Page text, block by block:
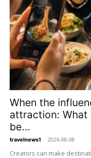
When the
attraction: What
be...
travelnews1 - 2026-08-08
Creators can make